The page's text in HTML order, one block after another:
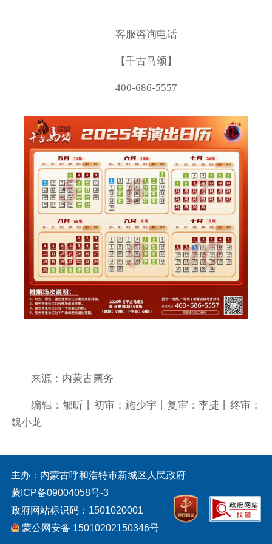
客服咨询电话
【千古马颂】
400-686-5557
来源：内蒙古票务
编辑：郇昕丨初审：施少宇丨复审：李捷丨终审：
魏小龙
主办：内蒙古呼和浩特市新城区人民政府
蒙ICP备09004058号-3
政府网站标识码：1501020001
蒙公网安备 15010202150346号